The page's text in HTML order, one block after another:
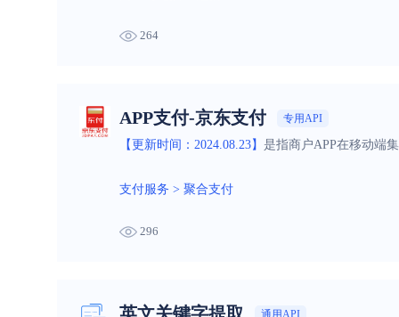
264
APP支付-京东支付 专用API
【更新时间：2024.08.23】 是指商户APP在移动端
支付服务 > 聚合支付
296
通用API